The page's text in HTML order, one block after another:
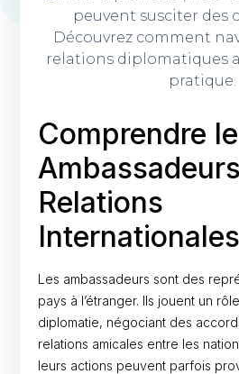
peuvent susciter des
Découvrez comment
relations diplomatiques
pratique.
Comprendre
Relations
Internationales
Les ambassadeurs sont des
pays à l’étranger. Ils jouent un
diplomatie, négociant des
relations amicales entre les
leurs actions peuvent parfois